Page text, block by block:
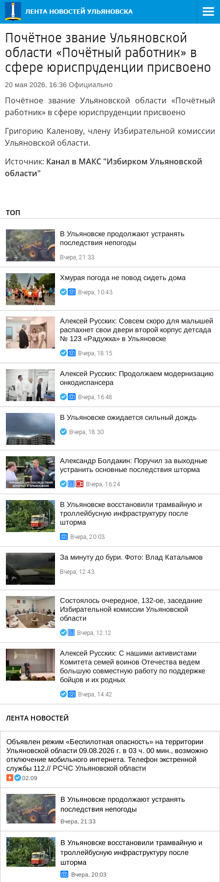
Почётное звание Ульяновской
области «Почётный работник» в
сфере юриспруденции присвоено
20 мая 2026, 16:36 Официально
Почётное звание Ульяновской области «Почётный
работник» в сфере юриспруденции присвоено
Григорию Каленову, члену Избирательной комиссии
Ульяновской области.
Источник: Канал в МАКС "Избирком Ульяновской
области"
ТОП
В Ульяновске продолжают устранять
последствия непогоды
Вчера, 21:33
Хмурая погода не повод сидеть дома
Вчера, 10:43
Алексей Русских: Совсем скоро для малышей
распахнет свои двери второй корпус детсада
№ 123 «Радужка» в Ульяновске
Вчера, 18:15
Алексей Русских: Продолжаем модернизацию
онкодиспансера
Вчера, 16:48
В Ульяновске ожидается сильный дождь
Вчера, 18:30
Александр Болдакин: Поручил за выходные
устранить основные последствия шторма
Вчера, 16:24
В Ульяновске восстановили трамвайную и
троллейбусную инфраструктуру после
шторма
Вчера, 20:03
За минуту до бури. Фото: Влад Каталымов
Вчера, 12:43
Состоялось очередное, 132-ое, заседание
Избирательной комиссии Ульяновской
области
Вчера, 12:12
Алексей Русских: С нашими активистами
Комитета семей воинов Отечества ведем
большую совместную работу по поддержке
бойцов и их родных
Вчера, 14:42
ЛЕНТА НОВОСТЕЙ
Объявлен режим «Беспилотная опасность» на территории
Ульяновской области 09.08.2026 г. в 03 ч. 00 мин., возможно
отключение мобильного интернета. Телефон экстренной
службы 112.// РСЧС Ульяновской области
02:09
В Ульяновске продолжают устранять
последствия непогоды
Вчера, 21:33
В Ульяновске восстановили трамвайную и
троллейбусную инфраструктуру после
шторма
Вчера, 20:03